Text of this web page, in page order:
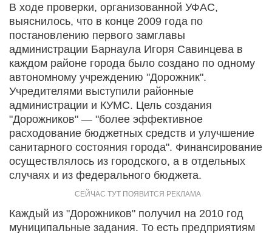
В ходе проверки, организованной УФАС,
выяснилось, что в конце 2009 года по
постановлению первого замглавы
администрации Барнаула Игоря Савинцева в
каждом районе города было создано по одному
автономному учреждению "Дорожник".
Учредителями выступили районные
администрации и КУМС. Цель создания
"Дорожников" — "более эффективное
расходование бюджетных средств и улучшение
санитарного состояния города". Финансирование
осуществлялось из городского, а в отдельных
случаях и из федерального бюджета.
Каждый из "Дорожников" получил на 2010 год
муниципальные задания. То есть предприятиям